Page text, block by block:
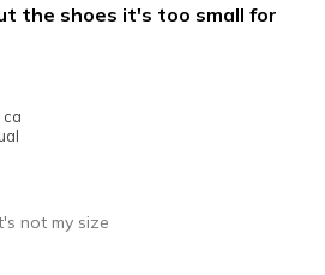
the shoes it's too small for
ca
not my size